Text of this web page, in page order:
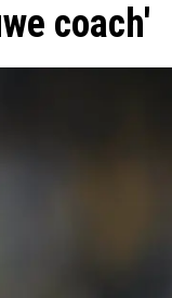
coach'